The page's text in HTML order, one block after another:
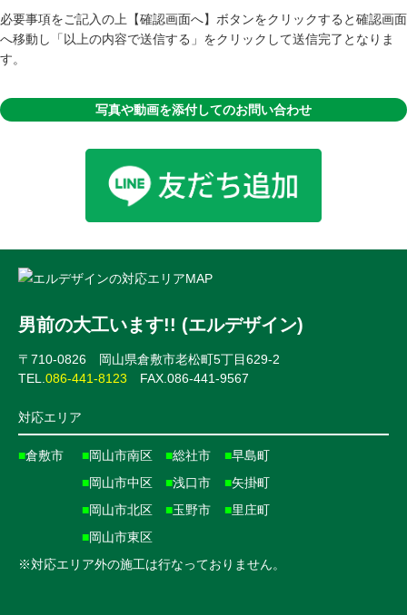
必要事項をご記入の上【確認画面へ】ボタンをクリックすると確認画面
へ移動し「以上の内容で送信する」をクリックして送信完了となりま
す。
写真や動画を添付してのお問い合わせ
男前の大工います!! (エルデザイン)
〒710-0826 岡山県倉敷市老松町5丁目629-2
TEL. 086-441-8123 FAX.086-441-9567
対応エリア
■倉敷市 ■岡山市南区
■岡山市中区
■岡山市北区
■岡山市東区
■総社市
■浅口市
■玉野市
■早島町
■矢掛町
■里庄町
※対応エリア外の施工は行なっておりません。